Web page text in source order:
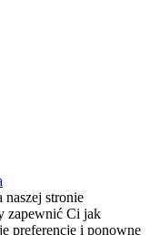
naszej stronie
zapewnić Ci jak
preferencje i ponowne